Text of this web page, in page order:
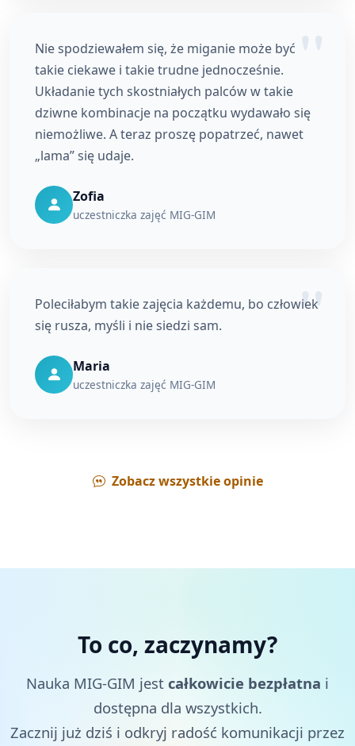
Nie spodziewałem się, że miganie może być
takie ciekawe i takie trudne jednocześnie.
Układanie tych skostniałych palców w takie
dziwne kombinacje na początku wydawało się
niemożliwe. A teraz proszę popatrzeć, nawet
„lama” się udaje.
Zofia
uczestniczka zajęć MIG-GIM
Poleciłabym takie zajęcia każdemu, bo człowiek
się rusza, myśli i nie siedzi sam.
Maria
uczestniczka zajęć MIG-GIM
Zobacz wszystkie opinie
To co, zaczynamy?
Nauka MIG-GIM jest całkowicie bezpłatna i
dostępna dla wszystkich.
Zacznij już dziś i odkryj radość komunikacji przez